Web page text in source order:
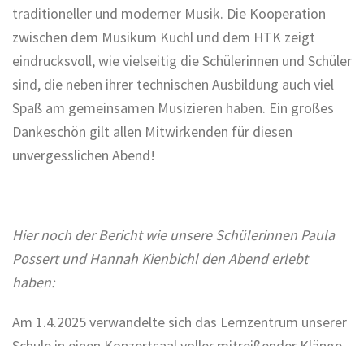
traditioneller und moderner Musik. Die Kooperation
zwischen dem Musikum Kuchl und dem HTK zeigt
eindrucksvoll, wie vielseitig die Schülerinnen und Schüler
sind, die neben ihrer technischen Ausbildung auch viel
Spaß am gemeinsamen Musizieren haben. Ein großes
Dankeschön gilt allen Mitwirkenden für diesen
unvergesslichen Abend!
Hier noch der Bericht wie unsere Schülerinnen Paula
Possert und Hannah Kienbichl den Abend erlebt
haben:
Am 1.4.2025 verwandelte sich das Lernzentrum unserer